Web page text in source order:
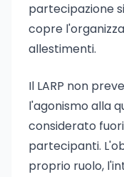
partecipazione
copre
allestimenti.
Il LARP non
l'agonismo alla
considerato
partecipanti.
proprio ruolo,